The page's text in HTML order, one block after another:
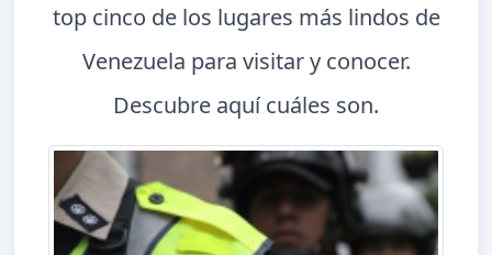
top cinco de los lugares más lindos de
Venezuela para visitar y conocer.
Descubre aquí cuáles son.